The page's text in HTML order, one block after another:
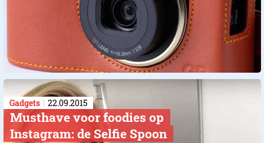
Gadgets 22.09.2015
Musthave voor foodies op
Instagram: de Selfie Spoon